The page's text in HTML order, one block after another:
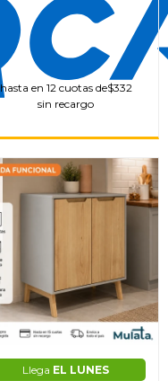
hasta en 12 cuotas de$332
sin recargo
Llega EL LUNES